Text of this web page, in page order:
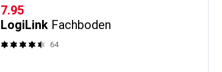
CHF
7.95
LogiLink Fachboden
64